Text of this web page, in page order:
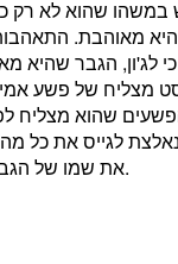
במשהו שהוא לא רק
מאוהבת.
לג'ון, הגבר שהיא
מצליח של פשע
שהוא מצליח
לגייס את כל
את שמו של הגבר שהיא אוהבת, ובמקביל לשמור על התחביב שלה בסוד.